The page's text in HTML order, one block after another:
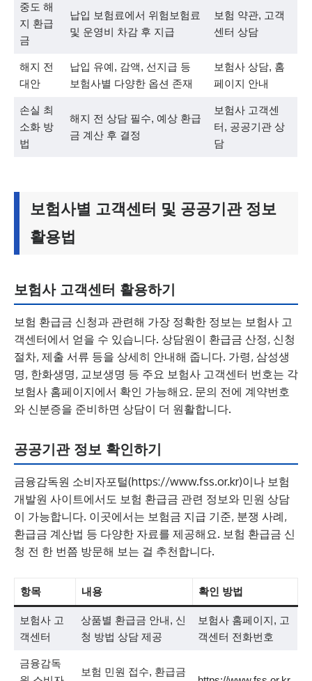
중도 해
지 환급
금
납입 보험료에서 위험보험료
및 운영비 차감 후 지급
보험 약관, 고객
센터 상담
해지 전
대안
납입 유예, 감액, 선지급 등
보험사별 다양한 옵션 존재
보험사 상담, 홈
페이지 안내
손실 최
소화 방
법
해지 전 상담 필수, 예상 환급
금 계산 후 결정
보험사 고객센
터, 공공기관 상
담
보험사별 고객센터 및 공공기관 정보
활용법
보험사 고객센터 활용하기
보험 환급금 신청과 관련해 가장 정확한 정보는 보험사 고
객센터에서 얻을 수 있습니다. 상담원이 환급금 산정, 신청
절차, 제출 서류 등을 상세히 안내해 줍니다. 가령, 삼성생
명, 한화생명, 교보생명 등 주요 보험사 고객센터 번호는 각
보험사 홈페이지에서 확인 가능해요. 문의 전에 계약번호
와 신분증을 준비하면 상담이 더 원활합니다.
공공기관 정보 확인하기
금융감독원 소비자포털(https://www.fss.or.kr)이나 보험
개발원 사이트에서도 보험 환급금 관련 정보와 민원 상담
이 가능합니다. 이곳에서는 보험금 지급 기준, 분쟁 사례,
환급금 계산법 등 다양한 자료를 제공해요. 보험 환급금 신
청 전 한 번쯤 방문해 보는 걸 추천합니다.
항목 내용 확인 방법
보험사 고
객센터
상품별 환급금 안내, 신
청 방법 상담 제공
보험사 홈페이지, 고
객센터 전화번호
금융감독
보험 민원 접수, 환급금